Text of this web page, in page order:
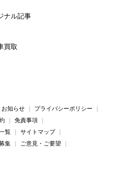
ナル記事
買取
お知らせ
プライバシーポリシー
免責事項
覧
サイトマップ
集
ご意見・ご要望